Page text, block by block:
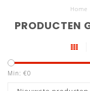
Home
PRODUCTEN
Min: €0